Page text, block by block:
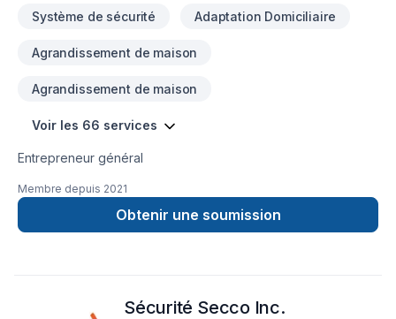
Système de sécurité Adaptation Domiciliaire
Agrandissement de maison
Agrandissement de maison
Voir les 66 services
Entrepreneur général
Membre depuis 2021
Obtenir une soumission
Sécurité Secco Inc.